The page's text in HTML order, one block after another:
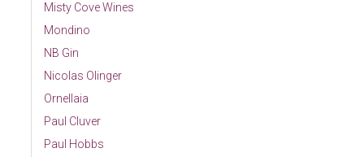
Misty Cove Wines
Mondino
NB Gin
Nicolas Olinger
Ornellaia
Paul Cluver
Paul Hobbs